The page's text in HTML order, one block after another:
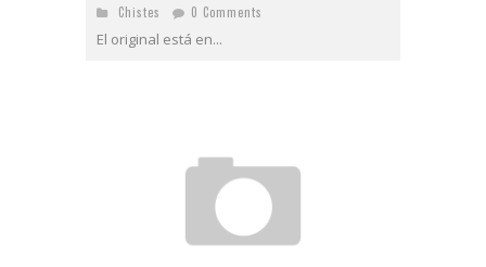
Chistes
0 Comments
El original está en...